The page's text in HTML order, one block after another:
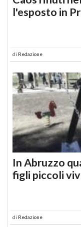
l'esposto in
di Redazione
In Abruzzo
figli piccoli
di Redazione